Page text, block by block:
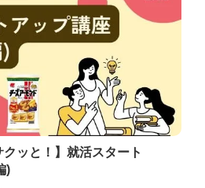
クッと！】就活スタート
)